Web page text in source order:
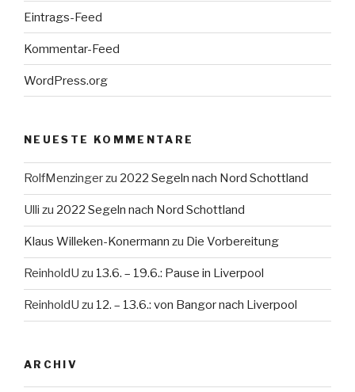
Eintrags-Feed
Kommentar-Feed
WordPress.org
NEUESTE KOMMENTARE
RolfMenzingerzu 2022 Segeln nach Nord Schottland
Ulli zu 2022 Segeln nach Nord Schottland
Klaus Willeken-Konermann zu Die Vorbereitung
ReinholdU zu 13.6. – 19.6.: Pause in Liverpool
ReinholdU zu 12. – 13.6.: von Bangor nach Liverpool
ARCHIV